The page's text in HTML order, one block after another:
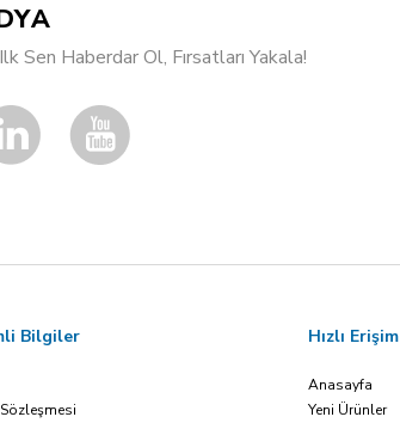
Sen Haberdar Ol, Fırsatları Yakala!
Bilgiler Hızlı Erişim
Anasayfa
Yeni Ürünler